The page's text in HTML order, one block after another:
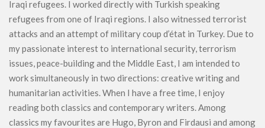
Iraqi refugees. I worked directly with Turkish speaking
refugees from one of Iraqi regions. I also witnessed terrorist
attacks and an attempt of military coup d’état in Turkey. Due to
my passionate interest to international security, terrorism
issues, peace-building and the Middle East, I am intended to
work simultaneously in two directions: creative writing and
humanitarian activities. When I have a free time, I enjoy
reading both classics and contemporary writers. Among
classics my favourites are Hugo, Byron and Firdausi and among